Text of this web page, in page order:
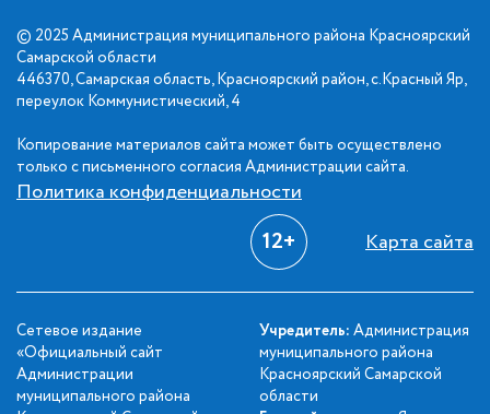
© 2025 Администрация муниципального района Красноярский
Самарской области
446370, Самарская область, Красноярский район, с.Красный Яр,
переулок Коммунистический, 4
Копирование материалов сайта может быть осуществлено
только с письменного согласия Администрации сайта.
Политика конфиденциальности
12+ Карта сайта
Сетевое издание
«Официальный сайт
Администрации
муниципального района
Учредитель: Администрация
муниципального района
Красноярский Самарской
области